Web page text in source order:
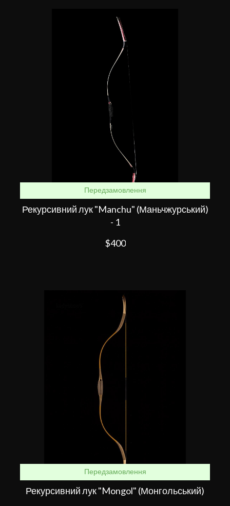
Передзамовлення
Рекурсивний лук "Manchu" (Маньчжурський)
- 1
$400
Передзамовлення
Рекурсивний лук "Mongol" (Монгольський)